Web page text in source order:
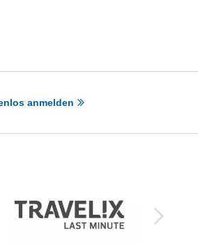
anmelden